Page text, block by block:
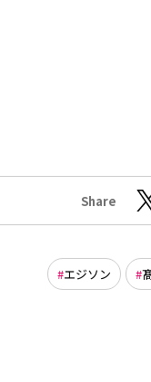
Share
エジソン